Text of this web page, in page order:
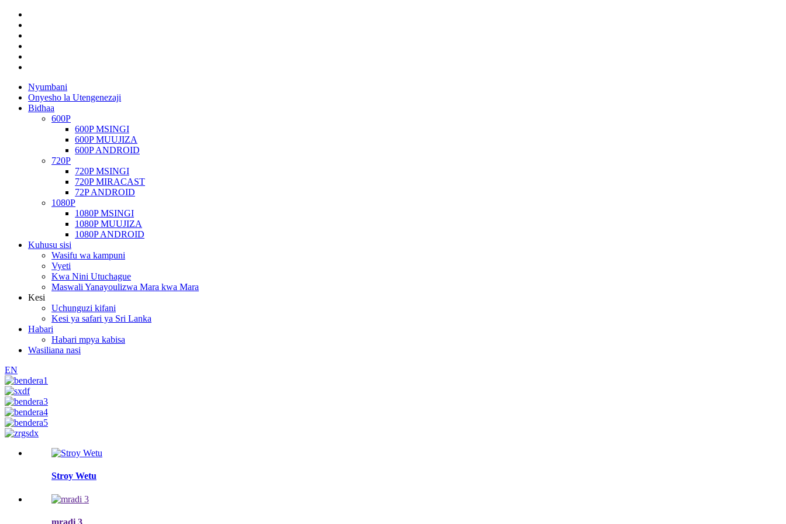
Nyumbani
Onyesho la Utengenezaji
Bidhaa
600P
600P MSINGI
600P MUUJIZA
600P ANDROID
720P
720P MSINGI
720P MIRACAST
72P ANDROID
1080P
1080P MSINGI
1080P MUUJIZA
1080P ANDROID
Kuhusu sisi
Wasifu wa kampuni
Vyeti
Kwa Nini Utuchague
Maswali Yanayoulizwa Mara kwa Mara
Kesi
Uchunguzi kifani
Kesi ya safari ya Sri Lanka
Habari
Habari mpya kabisa
Wasiliana nasi
EN
Stroy Wetu
mradi 3